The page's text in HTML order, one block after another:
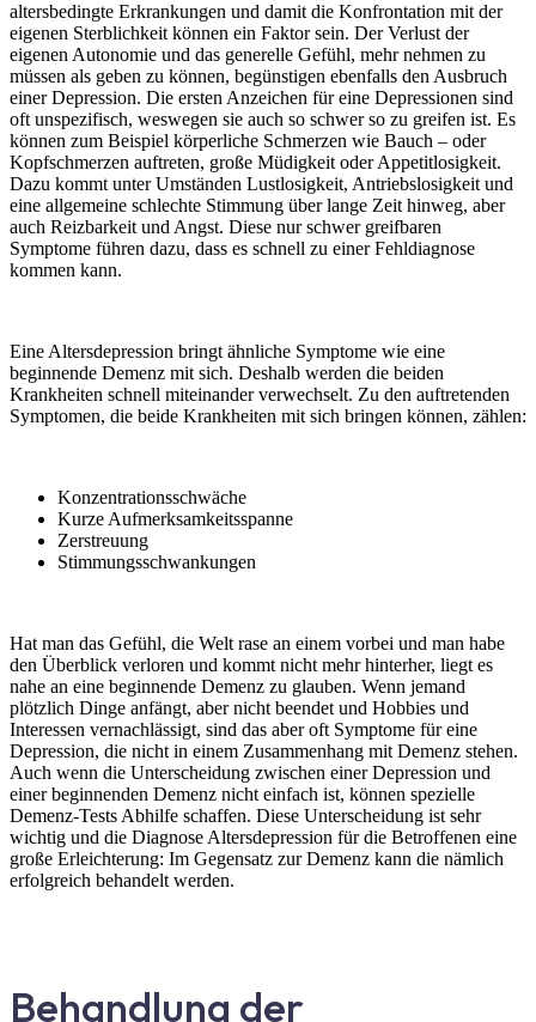
altersbedingte Erkrankungen und damit die Konfrontation mit der
eigenen Sterblichkeit können ein Faktor sein. Der Verlust der
eigenen Autonomie und das generelle Gefühl, mehr nehmen zu
müssen als geben zu können, begünstigen ebenfalls den Ausbruch
einer Depression. Die ersten Anzeichen für eine Depressionen sind
oft unspezifisch, weswegen sie auch so schwer so zu greifen ist. Es
können zum Beispiel körperliche Schmerzen wie Bauch – oder
Kopfschmerzen auftreten, große Müdigkeit oder Appetitlosigkeit.
Dazu kommt unter Umständen Lustlosigkeit, Antriebslosigkeit und
eine allgemeine schlechte Stimmung über lange Zeit hinweg, aber
auch Reizbarkeit und Angst. Diese nur schwer greifbaren
Symptome führen dazu, dass es schnell zu einer Fehldiagnose
kommen kann.
Eine Altersdepression bringt ähnliche Symptome wie eine
beginnende Demenz mit sich. Deshalb werden die beiden
Krankheiten schnell miteinander verwechselt. Zu den auftretenden
Symptomen, die beide Krankheiten mit sich bringen können, zählen:
Konzentrationsschwäche
Kurze Aufmerksamkeitsspanne
Zerstreuung
Stimmungsschwankungen
Hat man das Gefühl, die Welt rase an einem vorbei und man habe
den Überblick verloren und kommt nicht mehr hinterher, liegt es
nahe an eine beginnende Demenz zu glauben. Wenn jemand
plötzlich Dinge anfängt, aber nicht beendet und Hobbies und
Interessen vernachlässigt, sind das aber oft Symptome für eine
Depression, die nicht in einem Zusammenhang mit Demenz stehen.
Auch wenn die Unterscheidung zwischen einer Depression und
einer beginnenden Demenz nicht einfach ist, können spezielle
Demenz-Tests Abhilfe schaffen. Diese Unterscheidung ist sehr
wichtig und die Diagnose Altersdepression für die Betroffenen eine
große Erleichterung: Im Gegensatz zur Demenz kann die nämlich
erfolgreich behandelt werden.
Behandlung der